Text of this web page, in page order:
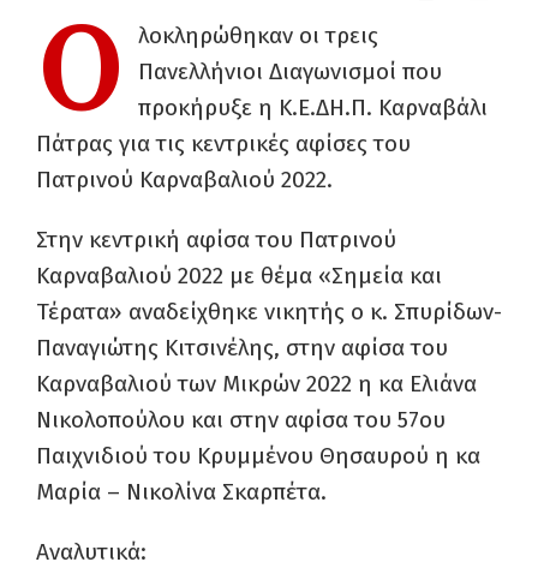
Ο
λοκληρώθηκαν οι τρεις
Πανελλήνιοι Διαγωνισμοί που
προκήρυξε η Κ.Ε.ΔΗ.Π. Καρναβάλι
Πάτρας για τις κεντρικές αφίσες του
Πατρινού Καρναβαλιού 2022.
Στην κεντρική αφίσα του Πατρινού
Καρναβαλιού 2022 με θέμα «Σημεία και
Τέρατα» αναδείχθηκε νικητής ο κ. Σπυρίδων-
Παναγιώτης Κιτσινέλης, στην αφίσα του
Καρναβαλιού των Μικρών 2022 η κα Ελιάνα
Νικολοπούλου και στην αφίσα του 57ου
Παιχνιδιού του Κρυμμένου Θησαυρού η κα
Μαρία – Νικολίνα Σκαρπέτα.
Αναλυτικά: